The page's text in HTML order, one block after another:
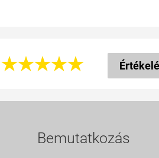

Bemutatkozás